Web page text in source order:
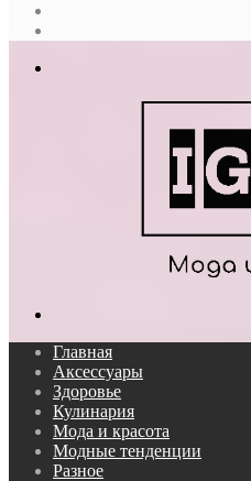
Главная
Аксессуары
Здоровье
Кулинария
Мода и красота
Модные тенденции
Разное